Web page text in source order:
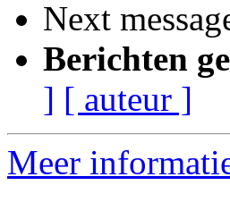
Next
Berichten
] [ auteur ]
Meer